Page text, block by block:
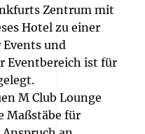
Zentrum mit
Hotel zu einer
und
Eventbereich ist für
M Club Lounge
Maßstäbe für